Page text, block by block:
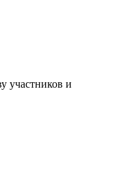
участников и